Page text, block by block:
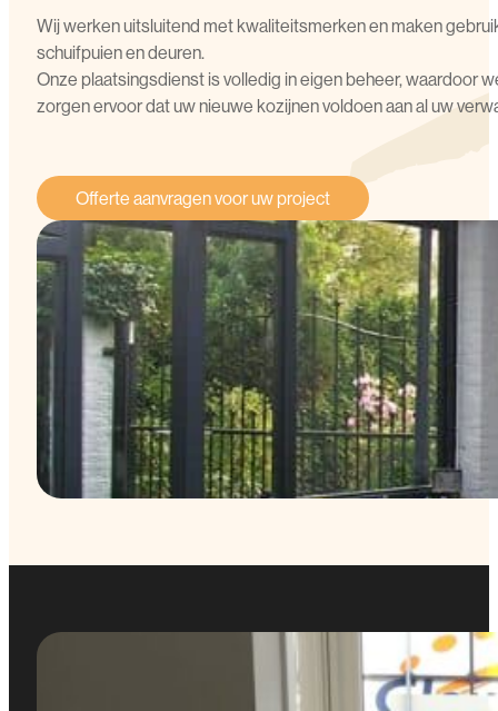
Wij werken uitsluitend met kwaliteitsmerken en maken
schuifpuien en deuren.
Onze plaatsingsdienst is volledig in eigen beheer, waardoor
zorgen ervoor dat uw nieuwe kozijnen voldoen aan al uw
Offerte aanvragen voor uw project